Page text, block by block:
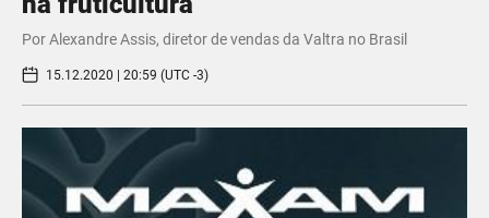
Por Alexandre Assis, diretor de vendas da Valtra no Brasil
15.12.2020 | 20:59 (UTC -3)